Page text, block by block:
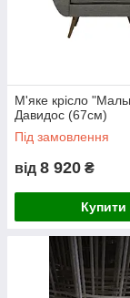
М'яке крісло
Давидос (67см)
Під замовлення
від 8 920 ₴
Купити